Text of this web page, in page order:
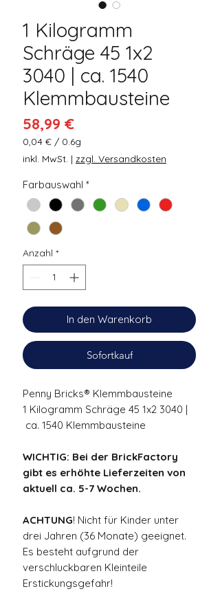
1 Kilogramm
Schräge 45 1x2
3040 | ca. 1540
Klemmbausteine
58,99 €Preis
0,04 € / 0.6g
0,04 €
pro
Gramm
inkl. MwSt. | zzgl. Versandkosten
Farbauswahl *
Anzahl *
In den Warenkorb
Sofortkauf
Penny Bricks® Klemmbausteine
1 Kilogramm Schräge 45 1x2 3040 |
ca. 1540 Klemmbausteine
WICHTIG: Bei der BrickFactory
gibt es erhöhte Lieferzeiten von
aktuell ca. 5-7 Wochen.
ACHTUNG! Nicht für Kinder unter
drei Jahren (36 Monate) geeignet.
Es besteht aufgrund der
verschluckbaren Kleinteile
Erstickungsgefahr!